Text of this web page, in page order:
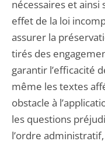
nécessaires et
effet de la loi
assurer la
tirés des
garantir l’efficacité
même les textes
obstacle à
les questions
l’ordre administratif,